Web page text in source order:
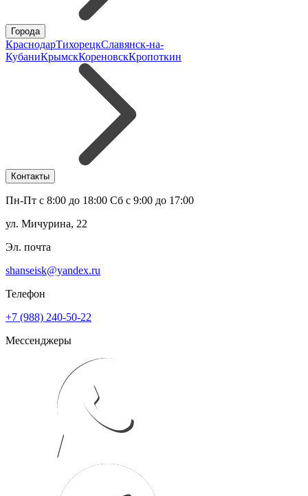
Города
КраснодарТихорецкСлавянск-на-
КубаниКрымскКореновскКропоткин
Контакты
Пн-Пт с 8:00 до 18:00 Сб с 9:00 до 17:00
ул. Мичурина, 22
Эл. почта
shanseisk@yandex.ru
Телефон
+7 (988) 240-50-22
Мессенджеры